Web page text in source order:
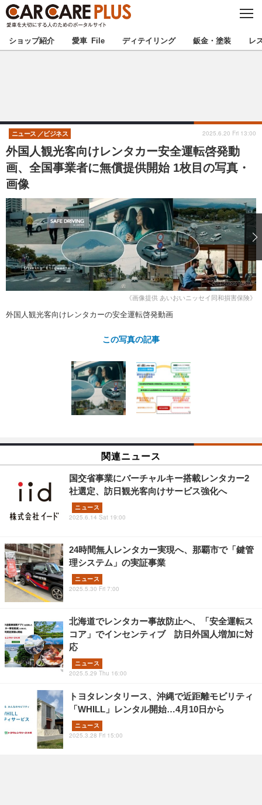
C
S
E
★カーケアプラス認定★ 厳選プロショップを地域から探す
甲信越 北陸
東海 関西
九州 沖縄
注目の記事
ショップレポート 愛車 File
自動車豆知識 ストップ！不具合修理＆粗悪修理
鈑金・塗装
ディテイリング
ディテイリング 洗車
ヘッドライト磨き コーティング
フィルム・ラッピング
鈑金・塗装
小キズ直し
特集記事
ストップ 不具合修理＆粗悪修理
カーメーカー「旧車」関連プロジェ
コラム
ショップレポート プロショップ検索
カーメーカー「旧車」関連プロジ
ェクト
コラム
インタビュー
イベント告知 イベントレポート
ショップ紹介 愛車 File ディテイリング 鈑金・塗装 レ
外国人観光客向けレンタカー安全運転啓発動
画、全国事業者に無償提供開始 1枚目の写真・
画像
ニュース ビジネス 2025.6.20 Fri 13:00
《画像提供 あいおいニッセイ同和損害保険》
外国人観光客向けレンタカーの安全運転啓発動画
この写真の記事
関連ニュース
国交省事業にバーチャルキー搭載レンタカー2
社選定、訪日観光客向けサービス強化へ
ニュース
2025.6.14 Sat 19:00
24時間無人レンタカー実現へ、那覇市で「鍵管
理システム」の実証事業
ニュース
2025.5.30 Fri 7:00
北海道でレンタカー事故防止へ、「安全運転ス
コア」でインセンティブ 訪日外国人増加に対
応
ニュース
2025.5.29 Thu 16:00
トヨタレンタリース、沖縄で近距離モビリティ
「WHILL」レンタル開始…4月10日から
ニュース
2025.3.28 Fri 15:00